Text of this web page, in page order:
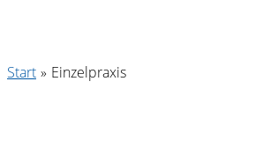
Start Einzelpraxis